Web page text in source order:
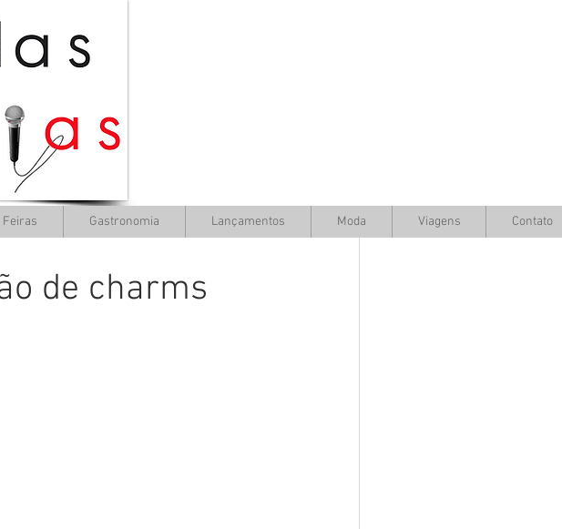
de charms
Feiras Gastronomia Lançamentos Moda Viagens Contato